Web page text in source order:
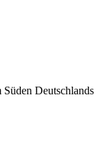
Deutschlands